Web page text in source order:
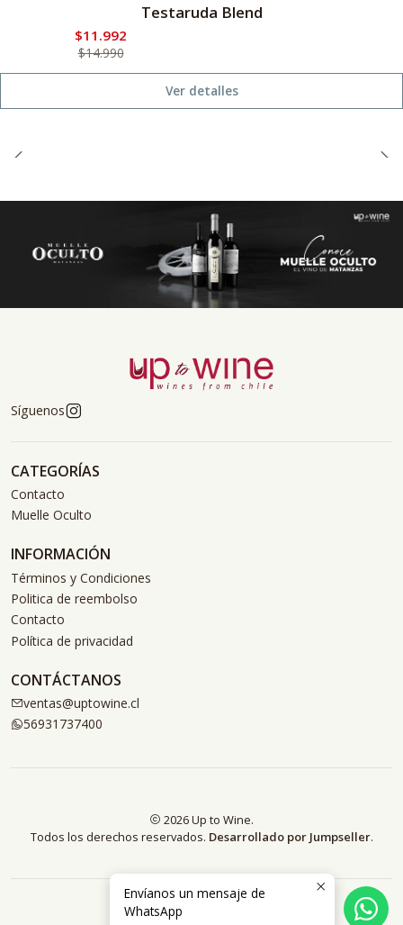
Testaruda Blend
$11.992
$14.990
Ver detalles
Síguenos
CATEGORÍAS
Contacto
Muelle Oculto
INFORMACIÓN
Términos y Condiciones
Politica de reembolso
Contacto
Política de privacidad
CONTÁCTANOS
ventas@uptowine.cl
56931737400
2026 Up to Wine.
Todos los derechos reservados. Desarrollado por Jumpseller.
VOLVER ARRIBA
Envíanos un mensaje de
WhatsApp